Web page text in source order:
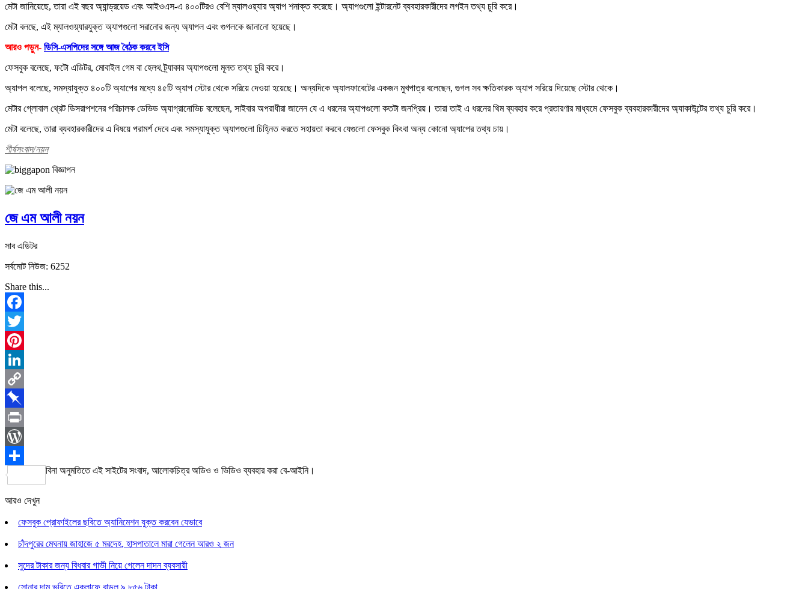
মেটা জানিয়েছে, তারা এই বছর অ্যান্ড্রয়েড এবং আইওএস-এ ৪০০টিরও বেশি ম্যালওয়্যার অ্যাপ শনাক্ত করেছে। অ্যাপগুলো ইন্টারনেট ব্যবহারকারীদের লগইন তথ্য চুরি করে।
মেটা বলছে, এই ম্যালওয়্যারযুক্ত অ্যাপগুলো সরানোর জন্য অ্যাপল এবং গুগলকে জানানো হয়েছে।
আরও পড়ুন- ডিসি-এসপিদের সঙ্গে আজ বৈঠক করবে ইসি
ফেসবুক বলেছে, ফটো এডিটর, মোবাইল গেম বা হেলথ ট্র্যাকার অ্যাপগুলো মূলত তথ্য চুরি করে।
অ্যাপল বলেছে, সমস্যাযুক্ত ৪০০টি অ্যাপের মধ্যে ৪৫টি অ্যাপ স্টোর থেকে সরিয়ে দেওয়া হয়েছে। অন্যদিকে অ্যালফাবেটের একজন মুখপাত্র বলেছেন, গুগল সব ক্ষতিকারক অ্যাপ সরিয়ে দিয়েছে স্টোর থেকে।
মেটার গ্লোবাল থ্রেট ডিসরাপশনের পরিচালক ডেভিড অ্যাগ্রানোভিচ বলেছেন, সাইবার অপরাধীরা জানেন যে এ ধরনের অ্যাপগুলো কতটা জনপ্রিয়। তারা তাই এ ধরনের থিম ব্যবহার করে প্রতারণার মাধ্যমে ফেসবুক ব্যবহারকারীদের অ্যাকাউন্টের তথ্য চুরি করে।
মেটা বলেছে, তারা ব্যবহারকারীদের এ বিষয়ে পরামর্শ দেবে এবং সমস্যাযুক্ত অ্যাপগুলো চিহ্নিত করতে সহায়তা করবে যেগুলো ফেসবুক কিংবা অন্য কোনো অ্যাপের তথ্য চায়।
শীর্ষসংবাদ/নয়ন
জে এম আলী নয়ন
সাব এডিটর
সর্বমোট নিউজ: 6252
Share this...
Facebook
Twitter
Pinterest
LinkedIn
Copy
Link
Pinboard
Print
WordPress
Share
বিনা অনুমতিতে এই সাইটের সংবাদ, আলোকচিত্র অডিও ও ভিডিও ব্যবহার করা বে-আইনি।
আরও দেখুন
ফেসবুক প্রোফাইলের ছবিতে অ্যানিমেশন যুক্ত করবেন যেভাবে
চাঁদপুরের মেঘনায় জাহাজে ৫ মরদেহ, হাসপাতালে মারা গেলেন আরও ২ জন
সুদের টাকার জন্য বিধবার গাভী নিয়ে গেলেন দাদন ব্যবসায়ী
সোনার দাম ভরিতে একলাফে বাড়ল ৯,৮৫৬ টাকা